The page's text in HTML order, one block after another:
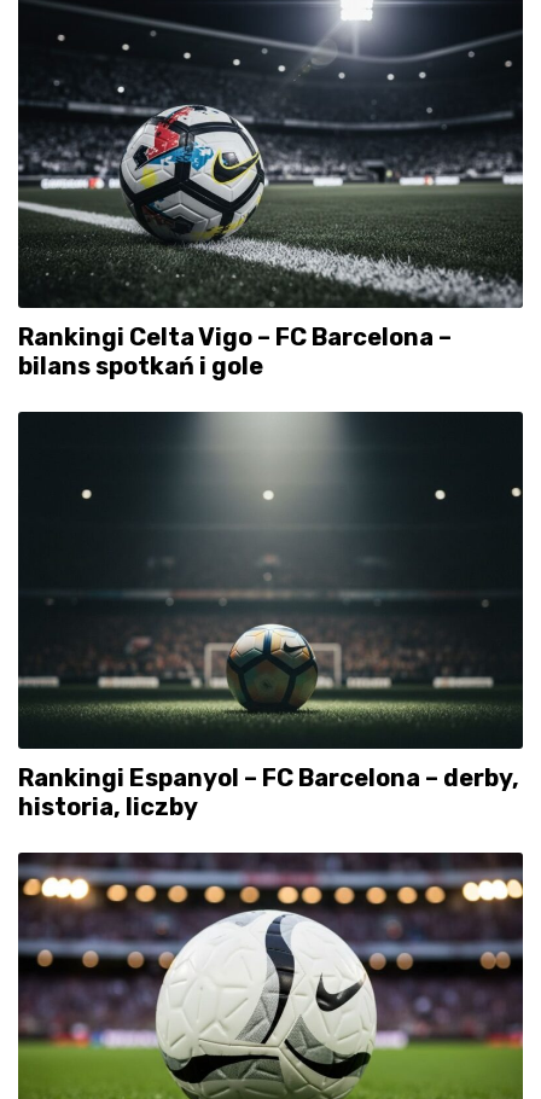
Rankingi Celta Vigo – FC Barcelona –
bilans spotkań i gole
Rankingi Espanyol – FC Barcelona – derby,
historia, liczby